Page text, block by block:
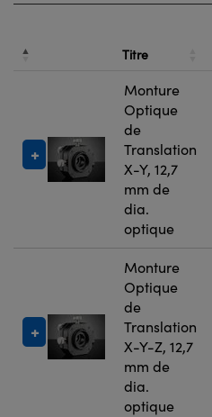
Titre
Monture
Optique
de
Translation
X-Y, 12,7
mm de
dia.
optique
Monture
Optique
de
Translation
X-Y-Z, 12,7
mm de
dia.
optique